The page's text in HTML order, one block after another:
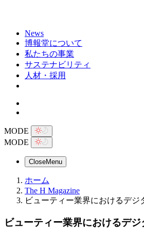
News
博報堂について
私たちの事業
サステナビリティ
人材・採用
MODE
MODE
CloseMenu
ホーム
The H Magazine
ビューティー業界におけるデ
ビューティー業界におけるデ